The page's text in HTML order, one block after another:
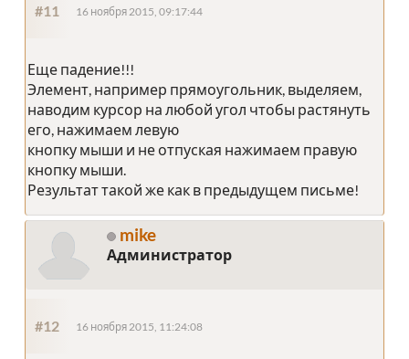
#11 16 ноября 2015, 09:17:44
Еще падение!!!
Элемент, например прямоугольник, выделяем,
наводим курсор на любой угол чтобы растянуть
его, нажимаем левую
кнопку мыши и не отпуская нажимаем правую
кнопку мыши.
Результат такой же как в предыдущем письме!
mike
Администратор
#12 16 ноября 2015, 11:24:08